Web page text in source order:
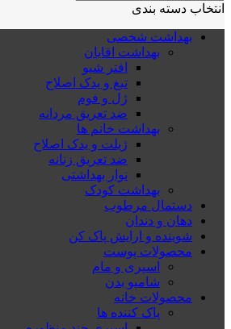
انتخاب دسته بندی
بهداشت شخصی
بهداشت اقایان
افتر شیو
تیغ و یدک اصلاح
ژل و فوم
ضد تعریق مردانه
بهداشت خانم ها
ژیلت و یدک اصلاح
ضد تعریق زنانه
نوار بهداشتی
بهداشت کودک
دستمال مرطوب
دهان و دندان
شوینده و ارایش پاک کن
محصولات پوست
اسپری و مام
شامپو بدن
محصولات خانه
پاک کننده ها